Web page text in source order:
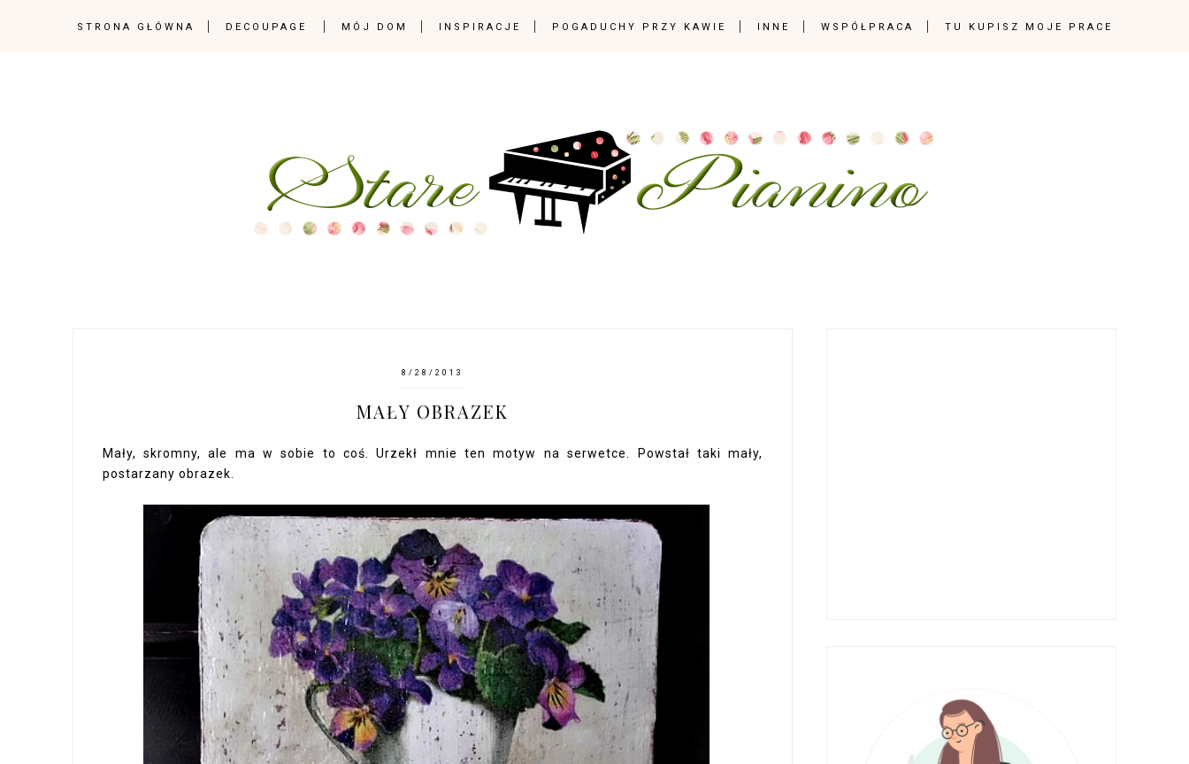
STRONA GŁÓWNA DECOUPAGE MÓJ DOM INSPIRACJE POGADUCHY PRZY KAWIE INNE WSPÓŁPRACA TU KUPISZ MOJE PRACE
8/28/2013
MAŁY OBRAZEK
Mały, skromny, ale ma w sobie to coś. Urzekł mnie ten motyw na serwetce. Powstał taki mały,
postarzany obrazek.